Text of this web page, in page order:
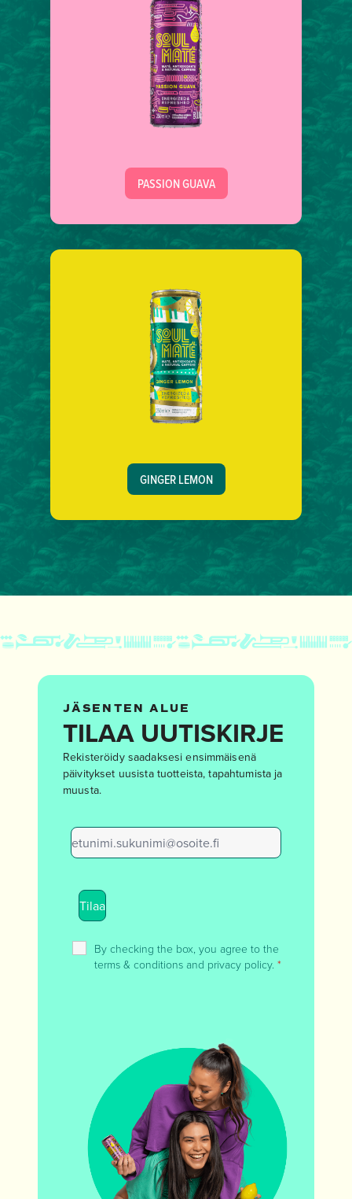
PASSION GUAVA
GINGER LEMON
JÄSENTEN ALUE
TILAA UUTISKIRJE
Rekisteröidy saadaksesi ensimmäisenä
päivitykset uusista tuotteista, tapahtumista ja
muusta.
By checking the box, you agree to the
terms & conditions and privacy policy. *